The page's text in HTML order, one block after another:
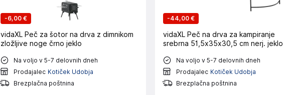
-6,00 €
vidaXL Peč za šotor na drva z dimnikom
zložljive noge črno jeklo
Na voljo v 5-7 delovnih dneh
Prodajalec Kotiček Udobja
Brezplačna poštnina
-44,00 €
vidaXL Peč na drva za kampiranje
srebrna 51,5x35x30,5 cm nerj. jeklo
Na voljo v 5-7 delovnih dneh
Prodajalec Kotiček Udobja
Brezplačna poštnina